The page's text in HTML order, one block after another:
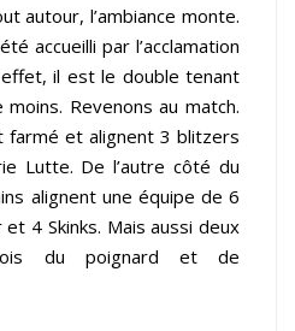
autour, l’ambiance monte.
accueilli par l’acclamation
il est le double tenant
moins. Revenons au match.
farmé et alignent 3 blitzers
Lutte. De l’autre côté du
alignent une équipe de 6
4 Skinks. Mais aussi deux
du poignard et de